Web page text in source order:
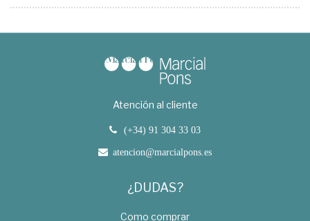
Atención al cliente
(+34) 91 304 33 03
atencion@marcialpons.es
¿DUDAS?
Como comprar